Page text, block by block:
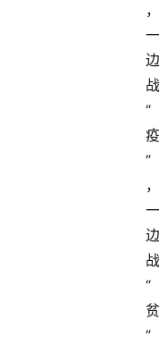
，
一
边
战
“
疫
”
，
一
边
战
“
贫
”